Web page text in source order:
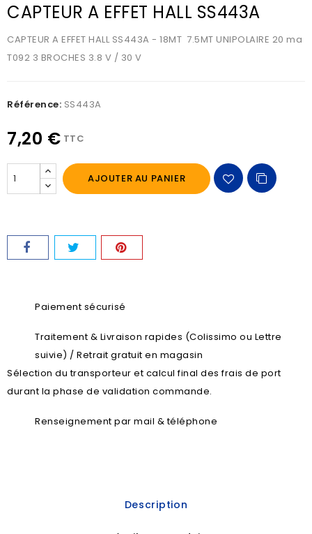
CAPTEUR A EFFET HALL SS443A
CAPTEUR A EFFET HALL SS443A - 18MT 7.5MT UNIPOLAIRE 20 ma
T092 3 BROCHES 3.8 V / 30 V
Référence: SS443A
7,20 € TTC
AJOUTER AU PANIER
Paiement sécurisé
Traitement & Livraison rapides (Colissimo ou Lettre
suivie) / Retrait gratuit en magasin
Sélection du transporteur et calcul final des frais de port
durant la phase de validation commande.
Renseignement par mail & téléphone
Description